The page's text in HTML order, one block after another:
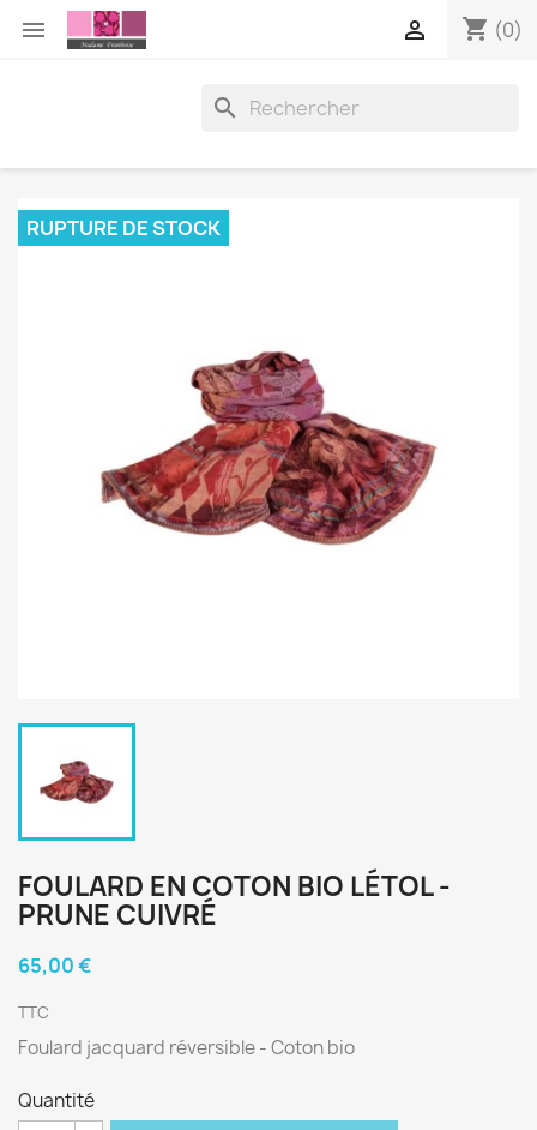
 shopping_cart (0)


RUPTURE DE STOCK
FOULARD EN COTON BIO LÉTOL -
PRUNE CUIVRÉ
65,00 €
TTC
Foulard jacquard réversible - Coton bio
Quantité